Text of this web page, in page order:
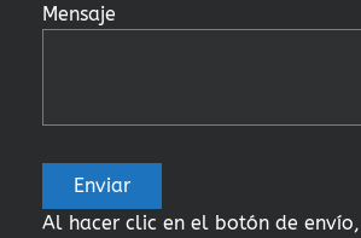
Mensaje
Al hacer clic en el botón de